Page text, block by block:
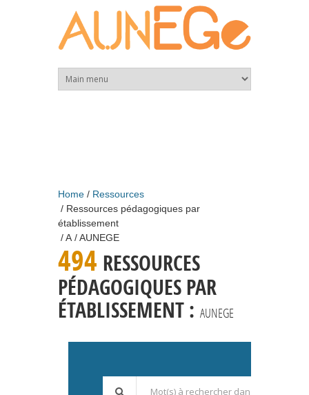
Home
Ressources
Ressources pédagogiques par
établissement
A
AUNEGE
494 RESSOURCES
PÉDAGOGIQUES PAR
ÉTABLISSEMENT : AUNEGE